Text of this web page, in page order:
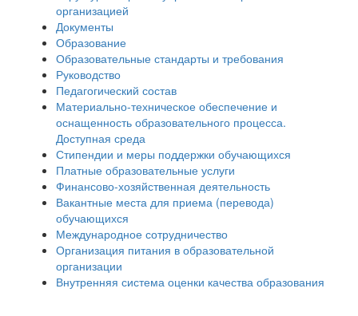
организацией
Документы
Образование
Образовательные стандарты и требования
Руководство
Педагогический состав
Материально-техническое обеспечение и
оснащенность образовательного процесса.
Доступная среда
Стипендии и меры поддержки обучающихся
Платные образовательные услуги
Финансово-хозяйственная деятельность
Вакантные места для приема (перевода)
обучающихся
Международное сотрудничество
Организация питания в образовательной
организации
Внутренняя система оценки качества образования